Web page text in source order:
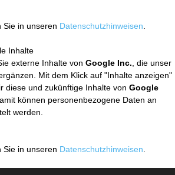
Sie in unseren Datenschutzhinweisen
Inhalte
externe Inhalte von Google Inc. , die unser
Mit dem Klick auf "Inhalte anzeigen"
diese und zukünftige Inhalte von Google
können personenbezogene Daten an
werden.
Sie in unseren Datenschutzhinweisen